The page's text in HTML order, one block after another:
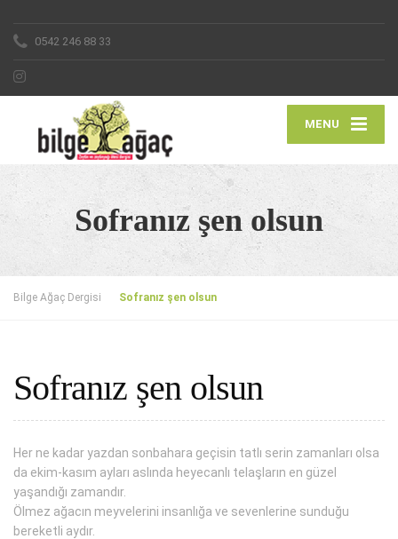
0542 246 88 33
MENU
Sofranız şen olsun
Bilge Ağaç Dergisi Sofranız şen olsun
Sofranız şen olsun
Her ne kadar yazdan sonbahara geçisin tatlı serin zamanları olsa
da ekim-kasım ayları aslında heyecanlı telaşların en güzel
yaşandığı zamandır.
Ölmez ağacın meyvelerini insanlığa ve sevenlerine sunduğu
bereketli aydır.